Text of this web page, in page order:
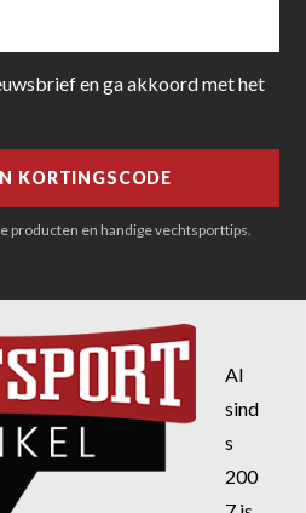
en ga akkoord met het
producten en handige vechtsporttips.
Al
sind
s
200